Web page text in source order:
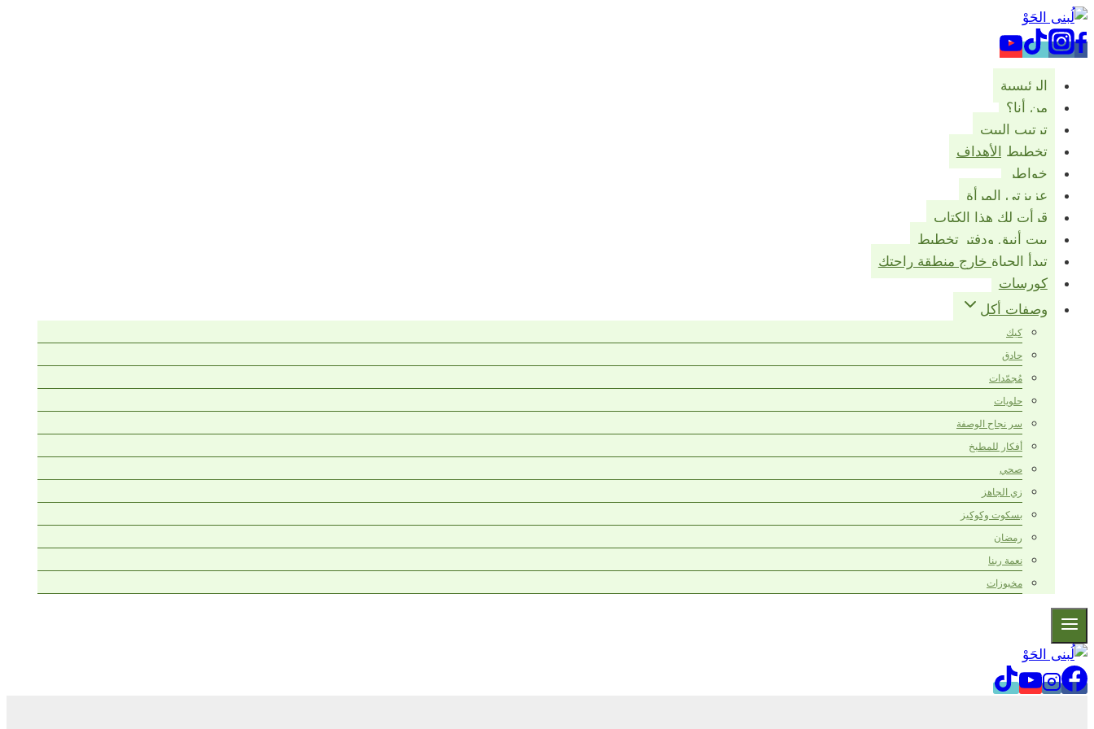
التجاوز
إلى
المحتوى
الرئيسية
من أنا؟
ترتيب البيت
تخطيط الأهداف
خواطر
عزيزتي المرأة
قرأت لك هذا الكتاب
بيت أنيق ودفتر تخطيط
تبدأ الحياة خارج منطقة راحتك
كورسات
وصفات أكل
كيك
حادق
مُجمّدات
حلويات
سر نجاح الوصفة
أفكار للمطبخ
صحي
زي الجاهز
بسكوت وكوكيز
رمضان
نعمة ربنا
مخبوزات